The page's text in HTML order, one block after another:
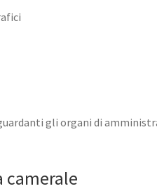
gli organi di
camerale